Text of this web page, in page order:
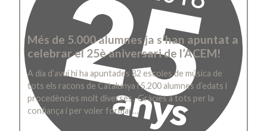
Més de 5.000 alumnes ja s’han apuntat a
celebrar el 25è aniversari de l’ACEM!
A dia d’avui hi ha apuntades 82 escoles de música de
tots els racons de Catalunya i 5.200 alumnes d’edats i
procedències molt diverses. Gràcies a tots per la
confiança i per voler formar…